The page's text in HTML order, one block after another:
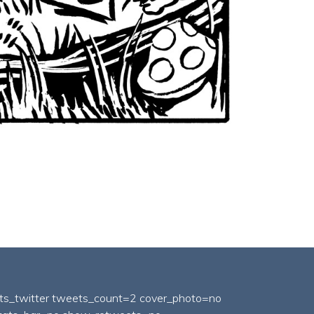
tweets_count=2 cover_photo=no